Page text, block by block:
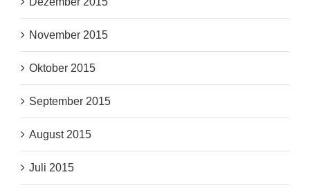
November 2015
Oktober 2015
September 2015
August 2015
Juli 2015